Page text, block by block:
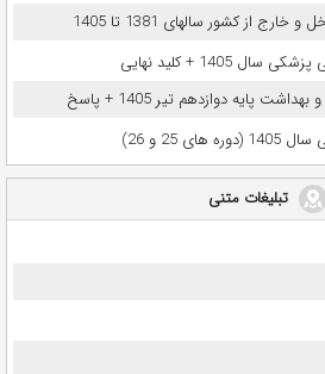
از کشور سالهای 1381 تا 1405
+ کلید نهایی
پایه دوازدهم تیر 1405 + پاسخ
25 و 26)
تبلیغات متنی